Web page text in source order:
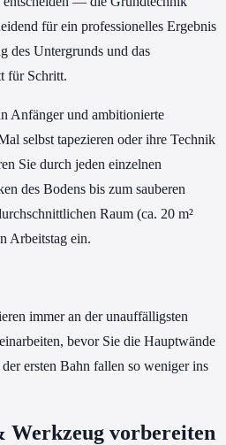
für ein professionelles Ergebnis
des Untergrunds und das
für Schritt.
Anfänger und ambitionierte
selbst tapezieren oder ihre Technik
Sie durch jeden einzelnen
des Bodens bis zum sauberen
Raum (ca. 20 m²
Arbeitstag ein.
immer an der unauffälligsten
bevor Sie die Hauptwände
ersten Bahn fallen so weniger ins
Werkzeug vorbereiten